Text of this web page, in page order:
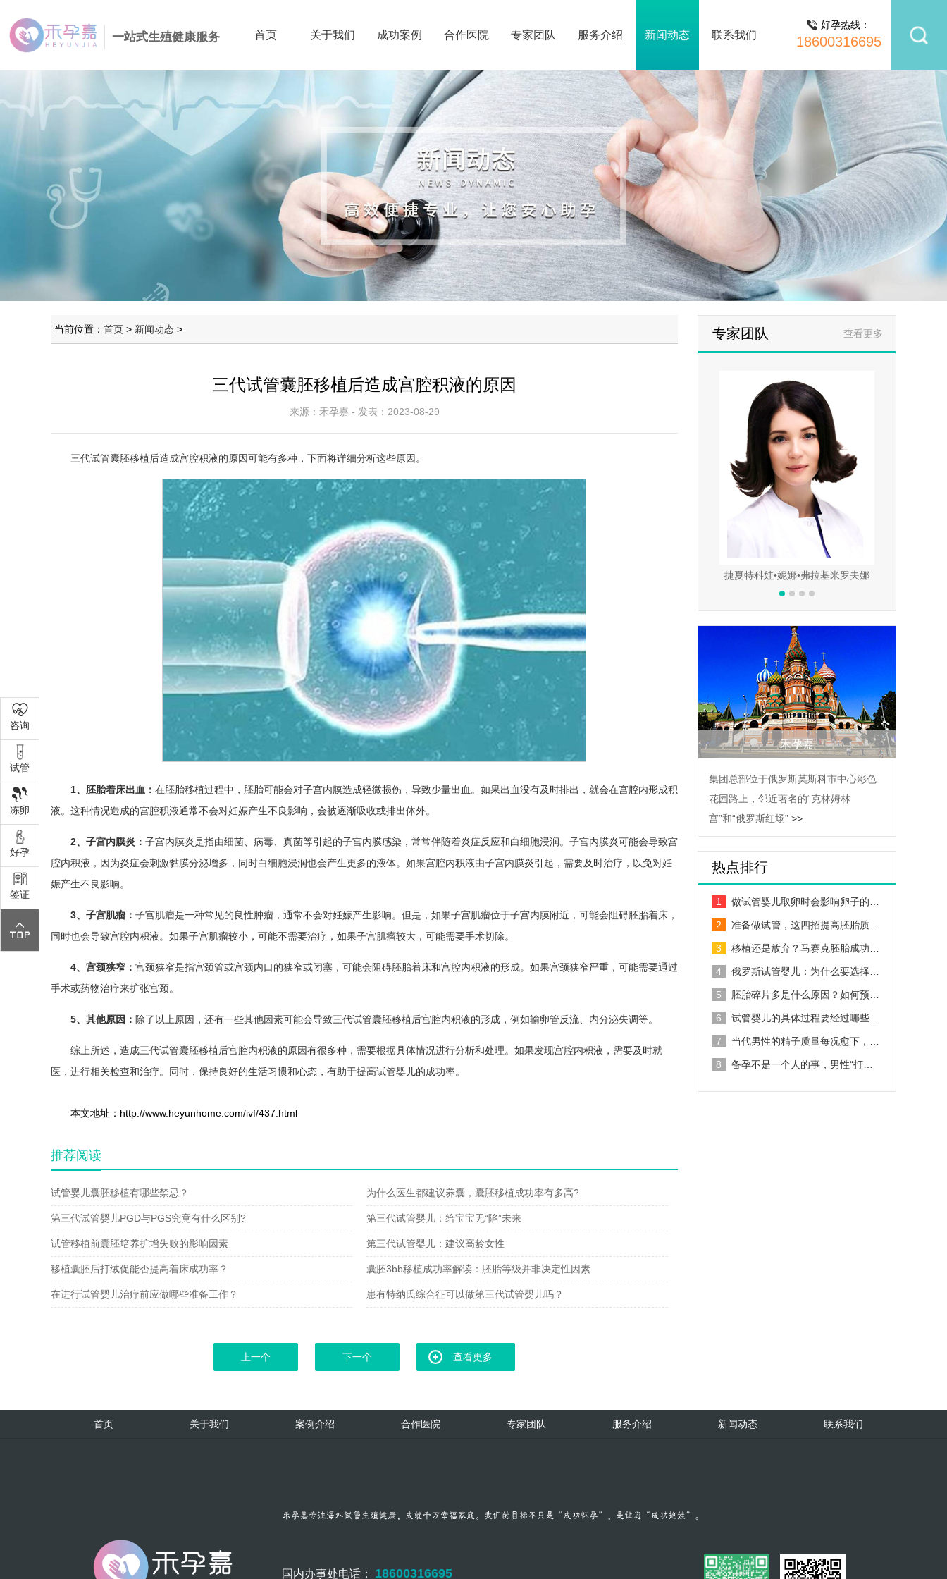
一站式生殖健康服务 首页 关于我们 成功案例 合作医院 专家团队 服务介绍 新闻动态 联系我们
好孕热线：
18600316695
当前位置： 首页 > 新闻动态 >
三代试管囊胚移植后造成宫腔积液的原因
来源：禾孕嘉 - 发表：2023-08-29
三代试管囊胚移植后造成宫腔积液的原因可能有多种，下面将详细分析这些原因。
1、胚胎着床出血： 在胚胎移植过程中，胚胎可能会对子宫内膜造成轻微损伤，导致少量出血。如果出血没有及时排出，就会在宫腔内形成积
液。这种情况造成的宫腔积液通常不会对妊娠产生不良影响，会被逐渐吸收或排出体外。
2、子宫内膜炎： 子宫内膜炎是指由细菌、病毒、真菌等引起的子宫内膜感染，常常伴随着炎症反应和白细胞浸润。子宫内膜炎可能会导致宫
腔内积液，因为炎症会刺激黏膜分泌增多，同时白细胞浸润也会产生更多的液体。如果宫腔内积液由子宫内膜炎引起，需要及时治疗，以免对妊
娠产生不良影响。
3、子宫肌瘤： 子宫肌瘤是一种常见的良性肿瘤，通常不会对妊娠产生影响。但是，如果子宫肌瘤位于子宫内膜附近，可能会阻碍胚胎着床，
同时也会导致宫腔内积液。如果子宫肌瘤较小，可能不需要治疗，如果子宫肌瘤较大，可能需要手术切除。
4、宫颈狭窄： 宫颈狭窄是指宫颈管或宫颈内口的狭窄或闭塞，可能会阻碍胚胎着床和宫腔内积液的形成。如果宫颈狭窄严重，可能需要通过
手术或药物治疗来扩张宫颈。
5、其他原因： 除了以上原因，还有一些其他因素可能会导致三代试管囊胚移植后宫腔内积液的形成，例如输卵管反流、内分泌失调等。
综上所述，造成三代试管囊胚移植后宫腔内积液的原因有很多种，需要根据具体情况进行分析和处理。如果发现宫腔内积液，需要及时就
医，进行相关检查和治疗。同时，保持良好的生活习惯和心态，有助于提高试管婴儿的成功率。
本文地址：http://www.heyunhome.com/ivf/437.html
推荐阅读
试管婴儿囊胚移植有哪些禁忌？ 为什么医生都建议养囊，囊胚移植成功率有多高?
第三代试管婴儿PGD与PGS究竟有什么区别? 第三代试管婴儿：给宝宝无“陷”未来
试管移植前囊胚培养扩增失败的影响因素 第三代试管婴儿：建议高龄女性
移植囊胚后打绒促能否提高着床成功率？ 囊胚3bb移植成功率解读：胚胎等级并非决定性因素
在进行试管婴儿治疗前应做哪些准备工作？ 患有特纳氏综合征可以做第三代试管婴儿吗？
上一个 下一个 查看更多
专家团队 查看更多
捷夏特科娃•妮娜•弗拉基米罗夫娜
禾孕嘉
集团总部位于俄罗斯莫斯科市中心彩色
花园路上，邻近著名的“克林姆林
宫”和“俄罗斯红场” >>
热点排行
1 做试管婴儿取卵时会影响卵子的…
2 准备做试管，这四招提高胚胎质…
3 移植还是放弃？马赛克胚胎成功…
4 俄罗斯试管婴儿：为什么要选择…
5 胚胎碎片多是什么原因？如何预…
6 试管婴儿的具体过程要经过哪些…
7 当代男性的精子质量每况愈下，…
8 备孕不是一个人的事，男性“打…
首页 关于我们 案例介绍 合作医院 专家团队 服务介绍 新闻动态 联系我们
国内办事处电话： 18600316695
咨询
试管
冻卵
好孕
签证